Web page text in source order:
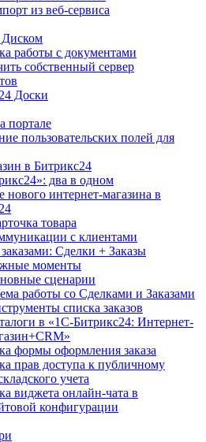
из веб-сервиса
Диском
работы с документами
собственный сервер
Доски
портале
пользовательских полей для
в Битрикс24
два в одном
нового интернет-магазина в
товара
с клиентами
Сделки + Заказы
моменты
сценарии
работы со Сделками и Заказами
списка заказов
в «1С-Битрикс24: Интернет-
формы оформления заказа
прав доступа к публичному
учета
виджета онлайн-чата в
конфигурации